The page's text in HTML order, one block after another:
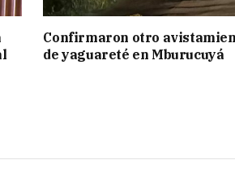
Confirmaron otro
de yaguareté en Mburucuyá